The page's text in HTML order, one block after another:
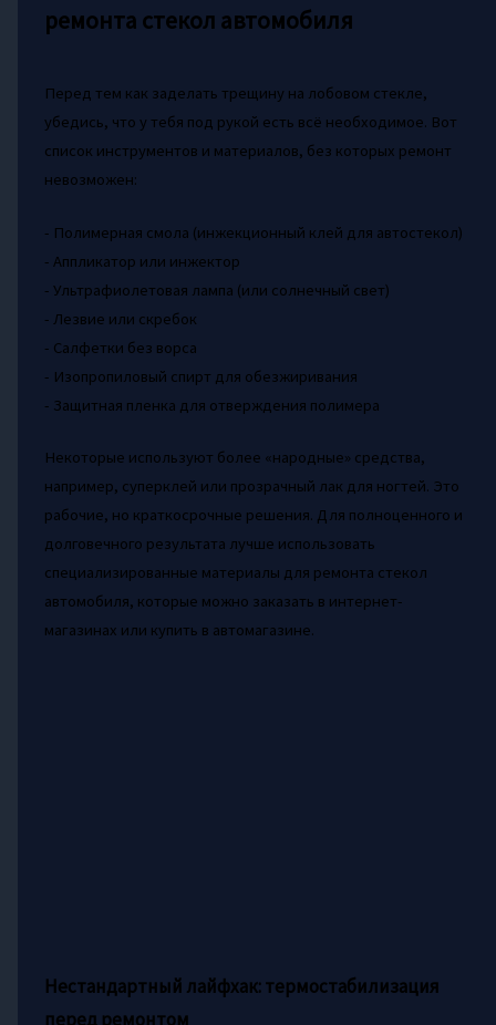
ремонта стекол автомобиля
Перед тем как заделать трещину на лобовом стекле,
убедись, что у тебя под рукой есть всё необходимое. Вот
список инструментов и материалов, без которых ремонт
невозможен:
- Полимерная смола (инжекционный клей для автостекол)
- Аппликатор или инжектор
- Ультрафиолетовая лампа (или солнечный свет)
- Лезвие или скребок
- Салфетки без ворса
- Изопропиловый спирт для обезжиривания
- Защитная пленка для отверждения полимера
Некоторые используют более «народные» средства,
например, суперклей или прозрачный лак для ногтей. Это
рабочие, но краткосрочные решения. Для полноценного и
долговечного результата лучше использовать
специализированные материалы для ремонта стекол
автомобиля, которые можно заказать в интернет-
магазинах или купить в автомагазине.
Нестандартный лайфхак: термостабилизация
перед ремонтом